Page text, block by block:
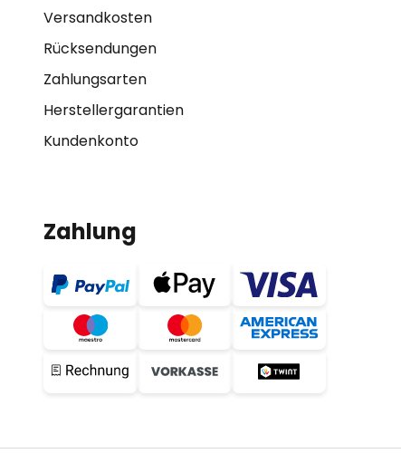
Versandkosten
Rücksendungen
Zahlungsarten
Herstellergarantien
Kundenkonto
Zahlung